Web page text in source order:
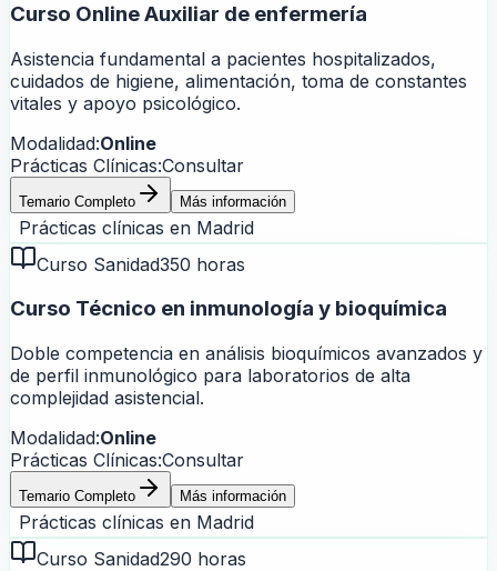
Curso Online Auxiliar de enfermería
Asistencia fundamental a pacientes hospitalizados,
cuidados de higiene, alimentación, toma de constantes
vitales y apoyo psicológico.
Modalidad:Online
Prácticas Clínicas:Consultar
Temario Completo Más información
Prácticas clínicas en Madrid
Curso Sanidad350 horas
Curso Técnico en inmunología y bioquímica
Doble competencia en análisis bioquímicos avanzados y
de perfil inmunológico para laboratorios de alta
complejidad asistencial.
Modalidad:Online
Prácticas Clínicas:Consultar
Temario Completo Más información
Prácticas clínicas en Madrid
Curso Sanidad290 horas